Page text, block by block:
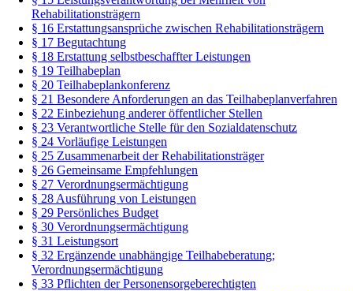
Rehabilitationsträgern
§ 16 Erstattungsansprüche zwischen Rehabilitationsträgern
§ 17 Begutachtung
§ 18 Erstattung selbstbeschaffter Leistungen
§ 19 Teilhabeplan
§ 20 Teilhabeplankonferenz
§ 21 Besondere Anforderungen an das Teilhabeplanverfahren
§ 22 Einbeziehung anderer öffentlicher Stellen
§ 23 Verantwortliche Stelle für den Sozialdatenschutz
§ 24 Vorläufige Leistungen
§ 25 Zusammenarbeit der Rehabilitationsträger
§ 26 Gemeinsame Empfehlungen
§ 27 Verordnungsermächtigung
§ 28 Ausführung von Leistungen
§ 29 Persönliches Budget
§ 30 Verordnungsermächtigung
§ 31 Leistungsort
§ 32 Ergänzende unabhängige Teilhabeberatung;
Verordnungsermächtigung
§ 33 Pflichten der Personensorgeberechtigten